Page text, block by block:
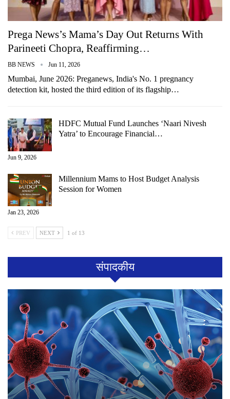
Prega News’s Mama’s Day Out Returns With
Parineeti Chopra, Reaffirming…
BB NEWS Jun 11, 2026
Mumbai, June 2026: Preganews, India's No. 1 pregnancy
detection kit, hosted the third edition of its flagship…
HDFC Mutual Fund Launches ‘Naari Nivesh
Yatra’ to Encourage Financial…
Jun 9, 2026
Millennium Mams to Host Budget Analysis
Session for Women
Jan 23, 2026
PREV NEXT 1 of 13
संपादकीय